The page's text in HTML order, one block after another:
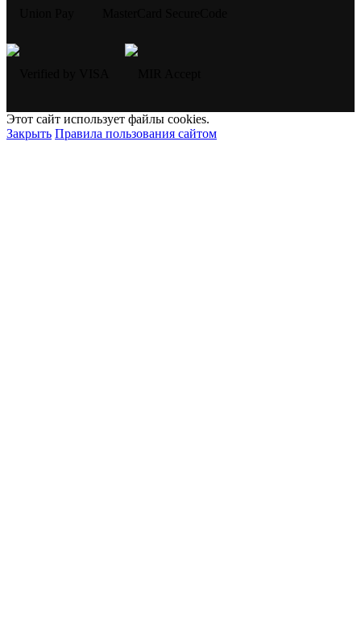
Этот сайт использует файлы cookies.
Закрыть Правила пользования сайтом